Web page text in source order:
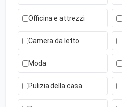
Officina e attrezzi
Camera da letto
Moda
Pulizia della casa